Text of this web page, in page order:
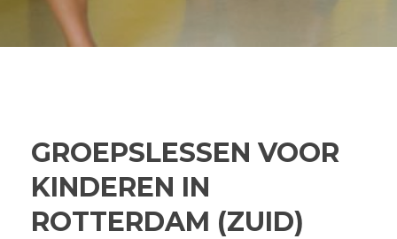
GROEPSLESSEN VOOR
KINDEREN IN
ROTTERDAM (ZUID)